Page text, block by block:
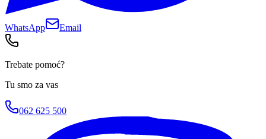
WhatsApp Email
Trebate pomoć?
Tu smo za vas
062 625 500